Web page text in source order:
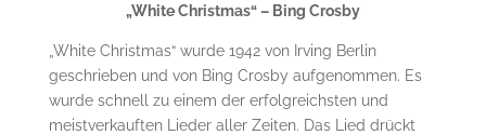
„White Christmas“ – Bing Crosby
„White Christmas“ wurde 1942 von Irving Berlin
geschrieben und von Bing Crosby aufgenommen. Es
wurde schnell zu einem der erfolgreichsten und
meistverkauften Lieder aller Zeiten. Das Lied drückt